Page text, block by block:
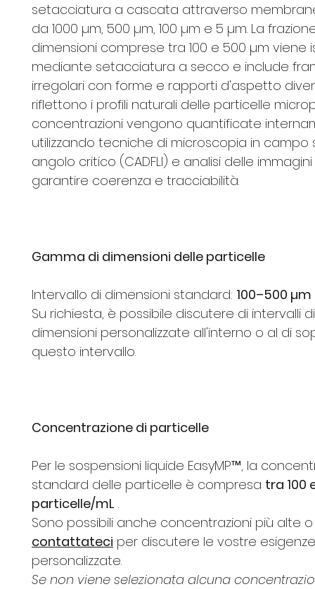
setacciatura a cascata attraverso
da 1000 µm, 500 µm, 100 µm e 5 µm. La
dimensioni comprese tra 100 e 500 µm viene
mediante setacciatura a secco e include
irregolari con forme e rapporti d'aspetto
riflettono i profili naturali delle particelle
concentrazioni vengono quantificate
utilizzando tecniche di microscopia in campo
angolo critico (CADFLI) e analisi delle
garantire coerenza e tracciabilità.
Gamma di dimensioni delle particelle
Intervallo di dimensioni standard: 100–500 µm
Su richiesta, è possibile discutere di intervalli di
dimensioni personalizzate all'interno o al di
questo intervallo.
Concentrazione di particelle
Per le sospensioni liquide EasyMP™, la
standard delle particelle è compresa tra 100
particelle/mL .
Sono possibili anche concentrazioni più alte
contattateci per discutere le vostre esigenze
personalizzate.
Se non viene selezionata alcuna